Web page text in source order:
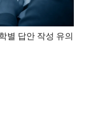
별 답안 작성 유의